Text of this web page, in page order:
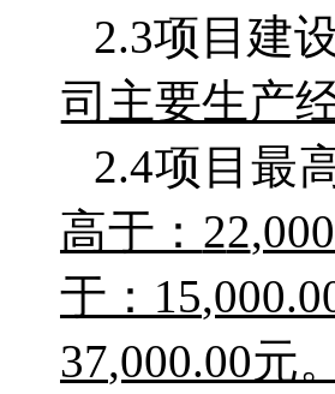
2.3项目建
司主要生产
2.4项目最
高于： 22
于： 15
37,000.00元。